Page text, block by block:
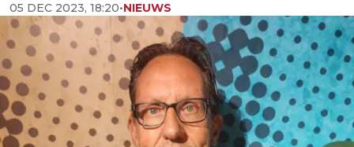
05 DEC 2023, 18:20•NIEUWS